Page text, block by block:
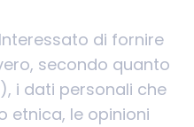
di fornire
secondo quanto
i dati personali che
etnica, le opinioni